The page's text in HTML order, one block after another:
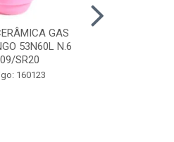
GAS
53N60L N.6
SR20
160123